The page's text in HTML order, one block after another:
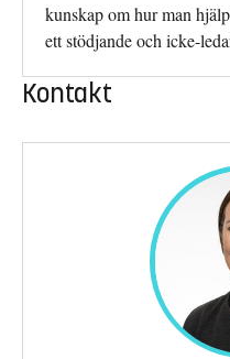
kunskap om hur man
ett stödjande och icke-
Kontakt